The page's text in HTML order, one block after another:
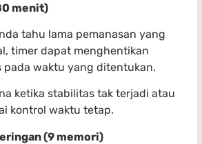
menit)
tahu lama pemanasan yang
timer dapat menghentikan
pada waktu yang ditentukan.
ketika stabilitas tak terjadi atau
kontrol waktu tetap.
(9 memori)